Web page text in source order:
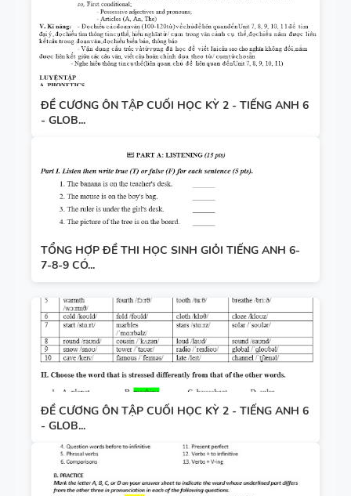
ĐỀ CƯƠNG ÔN TẬP CUỐI HỌC KỲ 2 - TIẾNG ANH 6
- GLOB...
TỔNG HỢP ĐỀ THI HỌC SINH GIỎI TIẾNG ANH 6-
7-8-9 CÓ...
ĐỀ CƯƠNG ÔN TẬP CUỐI HỌC KỲ 2 - TIẾNG ANH 6
- GLOB...